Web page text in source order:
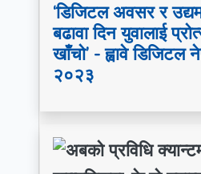
‘डिजिटल अवसर र
बढावा दिन युवालाई
खाँचो’ - ह्वावे डिजिटल
२०२३